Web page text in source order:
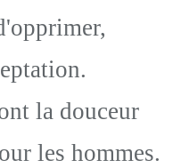
la douceur
les hommes.